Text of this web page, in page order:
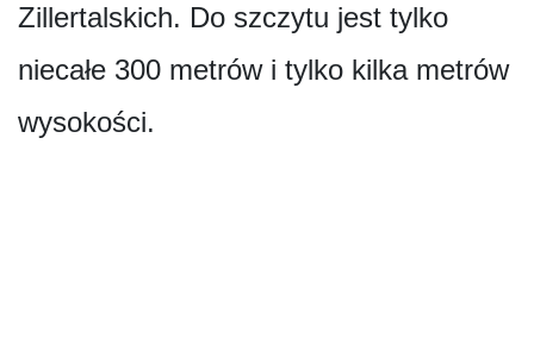
Zillertalskich. Do szczytu jest tylko
niecałe 300 metrów i tylko kilka metrów
wysokości.